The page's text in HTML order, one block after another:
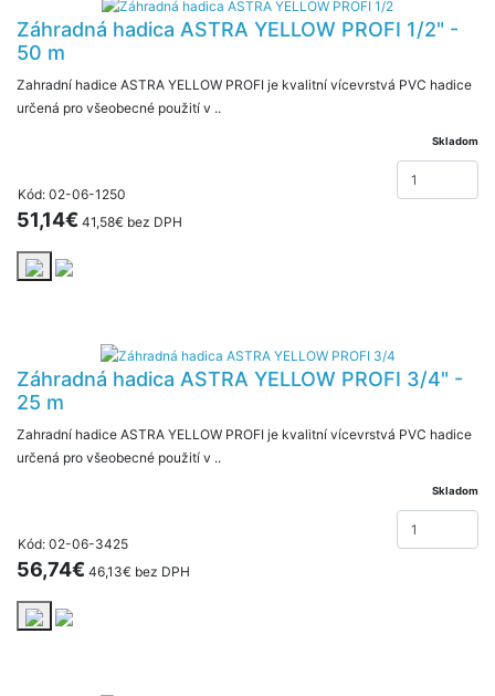
Záhradná hadica ASTRA YELLOW PROFI 1/2" -
50 m
Zahradní hadice ASTRA YELLOW PROFI je kvalitní vícevrstvá PVC hadice
určená pro všeobecné použití v ..
Kód: 02-06-1250
Skladom
51,14€ 41,58€ bez DPH
Záhradná hadica ASTRA YELLOW PROFI 3/4" -
25 m
Zahradní hadice ASTRA YELLOW PROFI je kvalitní vícevrstvá PVC hadice
určená pro všeobecné použití v ..
Kód: 02-06-3425
Skladom
56,74€ 46,13€ bez DPH